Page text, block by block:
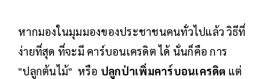
หากมองในมุมมองของประชาชนคนทั่วไปแล้ว วิธีที่
ง่ายที่สุด ที่จะมี คาร์บอนเครดิต ได้ นั่นก็คือ การ
"ปลูกต้นไม้" หรือ ปลูกป่าเพิ่มคาร์บอนเครดิต แต่